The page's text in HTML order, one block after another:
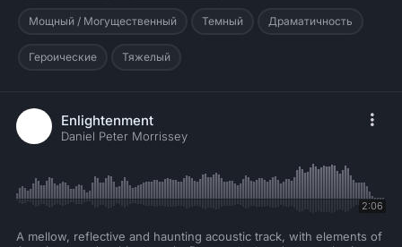
Мощный / Могущественный Темный Драматичность
Героические Тяжелый
Enlightenment
Daniel Peter Morrissey
2:06
A mellow, reflective and haunting acoustic track, with elements of